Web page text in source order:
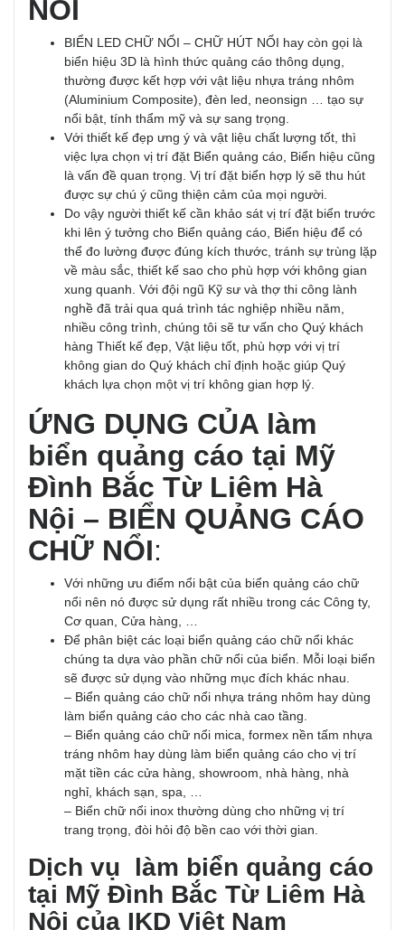
NỔI
BIỂN LED CHỮ NỔI – CHỮ HÚT NỔI hay còn gọi là
biển hiệu 3D là hình thức quảng cáo thông dụng,
thường được kết hợp với vật liệu nhựa tráng nhôm
(Aluminium Composite), đèn led, neonsign … tạo sự
nổi bật, tính thẩm mỹ và sự sang trọng.
Với thiết kế đẹp ưng ý và vật liệu chất lượng tốt, thì
việc lựa chọn vị trí đặt Biển quảng cáo, Biển hiệu cũng
là vấn đề quan trọng. Vị trí đặt biển hợp lý sẽ thu hút
được sự chú ý cũng thiện cảm của mọi người.
Do vậy người thiết kế cần khảo sát vị trí đặt biển trước
khi lên ý tưởng cho Biển quảng cáo, Biển hiệu để có
thể đo lường được đúng kích thước, tránh sự trùng lặp
về màu sắc, thiết kế sao cho phù hợp với không gian
xung quanh. Với đội ngũ Kỹ sư và thợ thi công lành
nghề đã trải qua quá trình tác nghiệp nhiều năm,
nhiều công trình, chúng tôi sẽ tư vấn cho Quý khách
hàng Thiết kế đẹp, Vật liệu tốt, phù hợp với vị trí
không gian do Quý khách chỉ định hoặc giúp Quý
khách lựa chọn một vị trí không gian hợp lý.
ỨNG DỤNG CỦA làm
biển quảng cáo tại Mỹ
Đình Bắc Từ Liêm Hà
Nội – BIỂN QUẢNG CÁO
CHỮ NỔI:
Với những ưu điểm nổi bật của biển quảng cáo chữ
nổi nên nó được sử dụng rất nhiều trong các Công ty,
Cơ quan, Cửa hàng, …
Để phân biệt các loại biển quảng cáo chữ nổi khác
chúng ta dựa vào phần chữ nổi của biển. Mỗi loại biển
sẽ được sử dụng vào những mục đích khác nhau.
– Biển quảng cáo chữ nổi nhựa tráng nhôm hay dùng
làm biển quảng cáo cho các nhà cao tầng.
– Biển quảng cáo chữ nổi mica, formex nền tấm nhựa
tráng nhôm hay dùng làm biển quảng cáo cho vị trí
mặt tiền các cửa hàng, showroom, nhà hàng, nhà
nghỉ, khách sạn, spa, …
– Biển chữ nổi inox thường dùng cho những vị trí
trang trọng, đòi hỏi độ bền cao với thời gian.
Dịch vụ làm biển quảng cáo
tại Mỹ Đình Bắc Từ Liêm Hà
Nội của IKD Việt Nam